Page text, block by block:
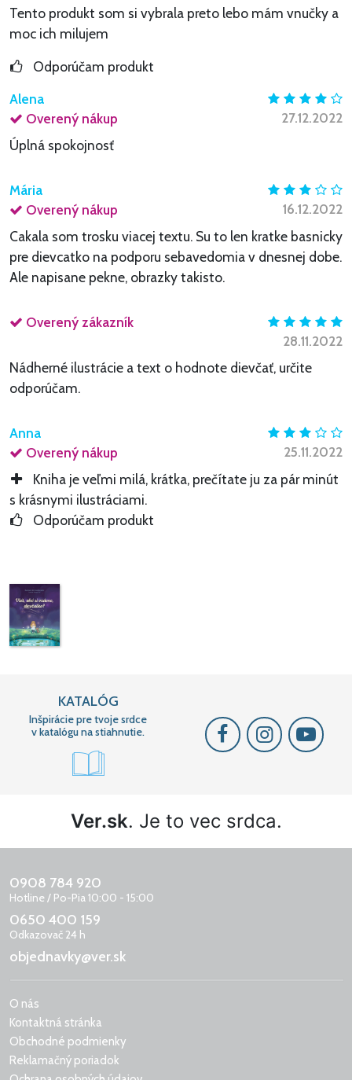
Tento produkt som si vybrala preto lebo mám vnučky a
moc ich milujem
Odporúčam produkt
Alena
Overený nákup
27.12.2022
Úplná spokojnosť
Mária
Overený nákup
16.12.2022
Cakala som trosku viacej textu. Su to len kratke basnicky
pre dievcatko na podporu sebavedomia v dnesnej dobe.
Ale napisane pekne, obrazky takisto.
Overený zákazník
28.11.2022
Nádherné ilustrácie a text o hodnote dievčať, určite
odporúčam.
Anna
Overený nákup
25.11.2022
Kniha je veľmi milá, krátka, prečítate ju za pár minút
s krásnymi ilustráciami.
Odporúčam produkt
KATALÓG
Inšpirácie pre tvoje srdce
v katalógu na stiahnutie.
Ver.sk. Je to vec srdca.
0908 784 920
Hotline / Po-Pia 10:00 - 15:00
0650 400 159
Odkazovač 24 h
objednavky@ver.sk
O nás
Kontaktná stránka
Obchodné podmienky
Reklamačný poriadok